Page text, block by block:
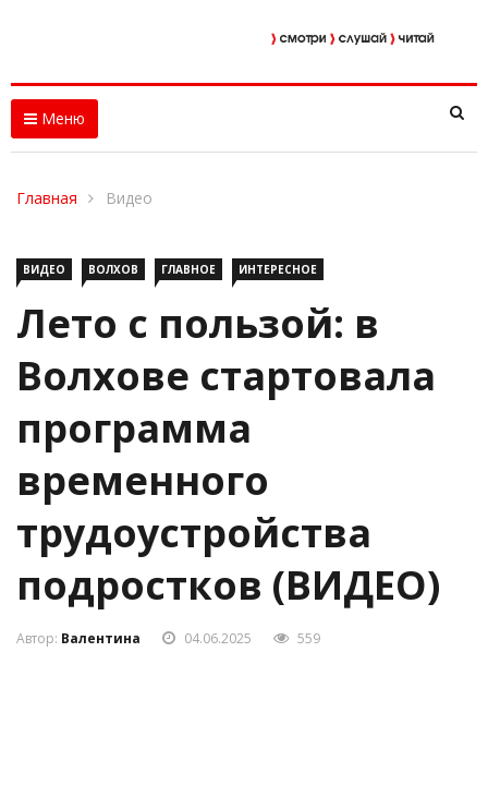
Меню
Главная Видео
ВИДЕО ВОЛХОВ ГЛАВНОЕ ИНТЕРЕСНОЕ
Лето с пользой: в
Волхове стартовала
программа
временного
трудоустройства
подростков (ВИДЕО)
Автор: Валентина 04.06.2025 559